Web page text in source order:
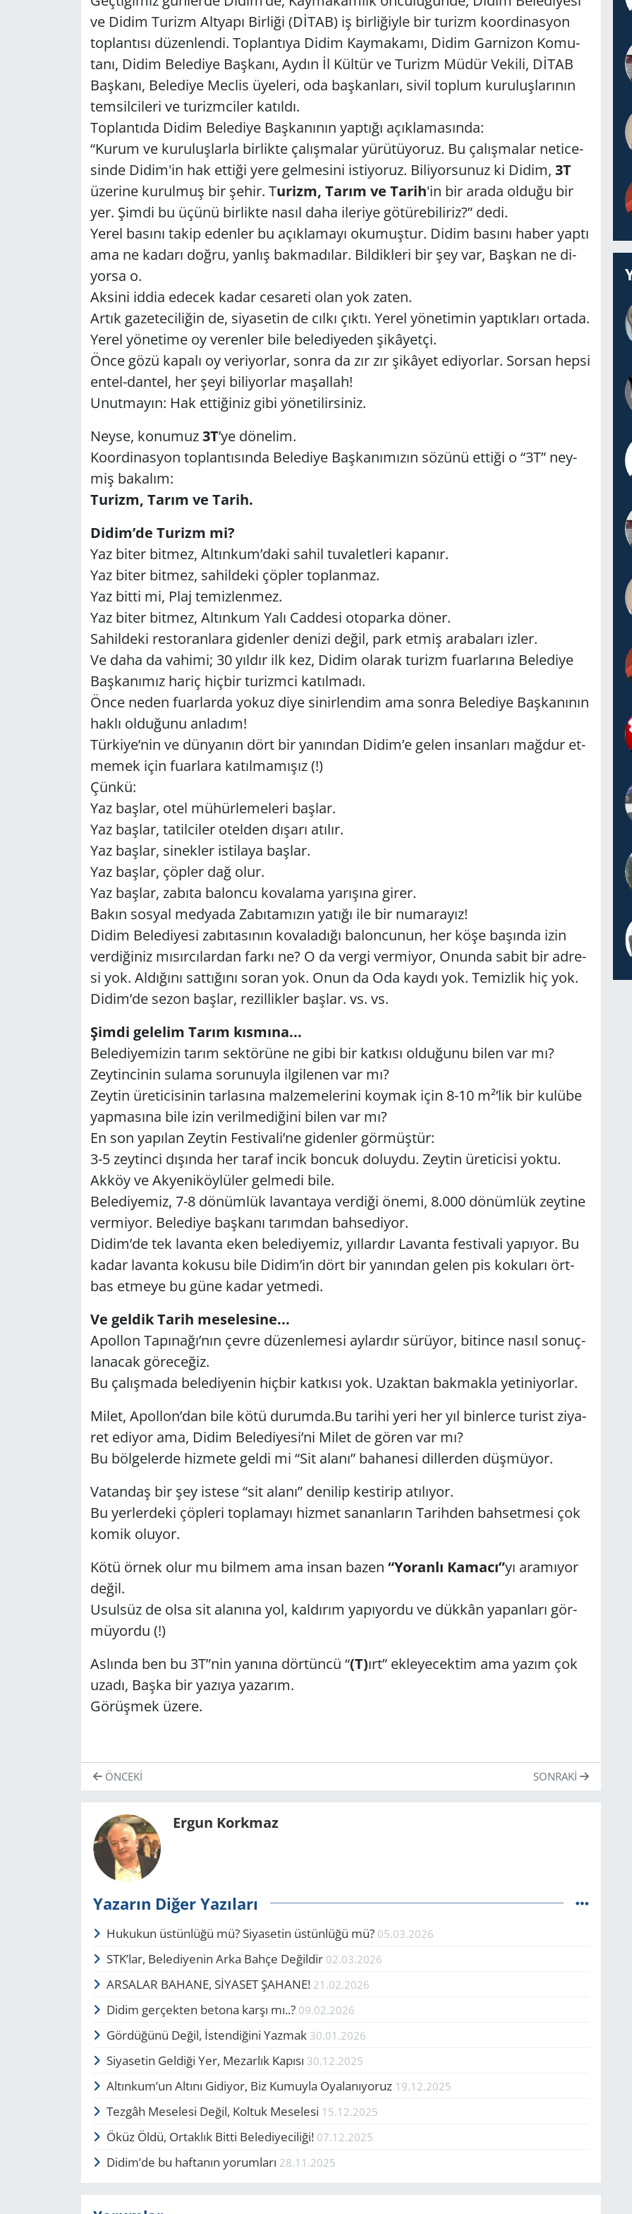
ve Didim Tu­rizm Alt­ya­pı Bir­li­ği (DİTAB) iş bir­li­ğiy­le bir tu­rizm ko­or­di­nas­yon
top­lan­tı­sı dü­zen­len­di. Top­lan­tı­ya Didim Kay­ma­ka­mı, Didim Gar­ni­zon Ko­mu­
ta­nı, Didim Be­le­di­ye Baş­ka­nı, Aydın İl Kül­tür ve Tu­rizm Müdür Ve­ki­li, DİTAB
Baş­ka­nı, Be­le­di­ye Mec­lis üye­le­ri, oda baş­kan­la­rı, sivil top­lum ku­ru­luş­la­rı­nın
tem­sil­ci­le­ri ve tu­rizm­ci­ler ka­tıl­dı.
Top­lan­tı­da Didim Be­le­di­ye Baş­ka­nının yaptığı açık­la­masında:
“Kurum ve ku­ru­luş­lar­la bir­lik­te ça­lış­ma­lar yü­rü­tü­yo­ruz. Bu ça­lış­ma­lar ne­ti­ce­
sin­de Didim'in hak et­ti­ği yere gel­me­si­ni is­ti­yo­ruz. Bi­li­yor­su­nuz ki Didim, 3T
üze­ri­ne ku­rul­muş bir şehir. Tu­rizm, Tarım ve Tarih'in bir arada ol­du­ğu bir
yer. Şimdi bu üçünü bir­lik­te nasıl daha ile­ri­ye gö­tü­re­bi­li­riz?” dedi.
Yerel ba­sı­nı takip eden­ler bu açık­la­ma­yı oku­muş­tur. Didim ba­sı­nı haber yaptı
ama ne ka­da­rı doğru, yan­lış bak­ma­dı­lar. Bil­dik­le­ri bir şey var, Baş­kan ne di­
yor­sa o.
Ak­si­ni iddia edecek kadar ce­sa­re­ti olan yok zaten.
Artık ga­ze­te­ci­li­ğin de, si­ya­se­tin de cılkı çıktı. Yerel yö­ne­timin yap­tık­la­rı or­ta­da.
Yerel yö­ne­ti­me oy ve­ren­ler bile be­le­di­ye­den şi­kâ­yet­çi.
Önce gözü ka­pa­lı oy ve­ri­yor­lar, sonra da zır zır şi­kâ­yet edi­yor­lar. Sor­san hepsi
en­tel-dan­tel, her şeyi bi­li­yor­lar ma­şal­lah!
Unut­ma­yın: Hak et­ti­ği­niz gibi yö­ne­ti­lir­si­niz.
Neyse, ko­nu­mu­z3T’ye dö­ne­lim.
Ko­or­di­nas­yon top­lan­tı­sın­da Be­le­di­ye Baş­ka­nı­mı­zın sö­zü­nü et­ti­ği o “3T” ney­
miş ba­ka­lım:
Tu­rizm, Tarım ve Tarih.
Didim’de Tu­rizm mi?
Yaz biter bit­mez, Al­tın­kum’daki sahil tu­va­let­le­ri ka­pa­nır.
Yaz biter bit­mez, sa­hil­de­ki çöp­ler top­lan­maz.
Yaz bitti mi, Plaj te­miz­len­mez.
Yaz biter bit­mez, Al­tın­kum Yalı Cad­de­si oto­par­ka döner.
Sa­hil­de­ki res­to­ran­la­ra gi­den­ler de­ni­zi değil, park etmiş ara­ba­la­rı izler.
Ve daha da va­hi­mi; 30 yıl­dır ilk kez, Didim ola­rak tu­rizm fu­ar­la­rı­na Be­le­di­ye
Baş­ka­nı­mız hariç hiç­bir tu­rizm­ci ka­tıl­ma­dı.
Önce neden fu­ar­lar­da yokuz diye si­nir­len­dim ama sonra Be­le­di­ye Baş­ka­nı­nın
haklı ol­du­ğu­nu an­la­dım!
Tür­ki­ye’nin ve dün­ya­nın dört bir ya­nın­dan Didim’e gelen in­san­la­rı mağ­dur et­
me­mek için fu­ar­la­ra ka­tıl­ma­mı­şız (!)
Çünkü:
Yaz baş­lar, otel mü­hür­le­me­le­ri baş­lar.
Yaz baş­lar, ta­til­ci­ler otel­den dı­şa­rı atı­lır.
Yaz baş­lar, si­nek­ler is­ti­la­ya baş­lar.
Yaz baş­lar, çöp­ler dağ olur.
Yaz baş­lar, za­bı­ta ba­lon­cu ko­va­la­ma ya­rı­şı­na girer.
Bakın sos­yal med­ya­da Za­bı­ta­mı­zın ya­tı­ğı ile bir nu­ma­ra­yız!
Didim Be­le­di­ye­si za­bı­ta­sı­nın ko­va­la­dı­ğı ba­lon­cu­nun, her köşe ba­şın­da izin
ver­di­ği­niz mı­sır­cı­lar­dan farkı ne? O da vergi ver­mi­yor, Onun­da sabit bir ad­re­
si yok. Al­dı­ğı­nı sat­tı­ğı­nı soran yok. Onun da Oda kaydı yok. Te­miz­lik hiç yok.
Didim’de sezon baş­lar, re­zil­lik­ler baş­lar. vs. vs.
Şimdi ge­le­lim Tarım kıs­mı­na...
Be­le­di­ye­mi­zin tarım sek­tö­rü­ne ne gibi bir kat­kı­sı ol­du­ğu­nu bilen var mı?
Zey­tin­ci­nin su­la­ma so­ru­nuy­la il­gi­le­nen var mı?
Zey­tin üre­ti­ci­si­nin tar­la­sı­na mal­ze­me­le­ri­ni koy­mak için 8-10 m²’lik bir ku­lü­be
yap­ma­sı­na bile izin ve­ril­me­di­ği­ni bilen var mı?
En son ya­pı­lan Zey­tin Fes­ti­va­li’ne gi­den­ler gör­müş­tür:
3-5 zey­tin­ci dı­şın­da her taraf incik bon­cuk do­luy­du. Zey­tin üre­ti­ci­si yoktu.
Akköy ve Ak­ye­ni­köy­lü­ler gel­me­di bile.
Be­le­di­ye­miz, 7-8 dö­nüm­lük la­van­ta­ya ver­di­ği önemi, 8.000 dö­nüm­lük zey­ti­ne
ver­mi­yor. Be­le­di­ye baş­ka­nı ta­rım­dan bah­se­di­yor.
Didim’de tek la­van­ta eken be­le­di­ye­miz, yıl­lar­dır La­van­ta fes­ti­vali ya­pı­yor. Bu
kadar la­van­ta ko­ku­su bile Didim’in dört bir ya­nın­dan gelen pis ko­ku­la­rı ört­
bas et­me­ye bu güne kadar yet­me­di.
Ve gel­dik Tarih me­se­le­si­ne...
Apol­lon Ta­pı­na­ğı’nın çevre dü­zen­le­me­si ay­lar­dır sü­rü­yor, bi­tin­ce nasıl so­nuç­
la­na­cak gö­re­ce­ğiz.
Bu ça­lış­ma­da be­le­di­ye­nin hiç­bir kat­kı­sı yok. Uzak­tan bak­mak­la ye­ti­ni­yor­lar.
Milet, Apol­lon’dan bile kötü du­rum­da.Bu ta­ri­hi yer­i her yıl bin­ler­ce tu­rist zi­ya­
ret edi­yor ama, Didim Be­le­di­ye­si’ni Milet de gören var mı?
Bu böl­ge­ler­de hiz­me­te geldi mi “Sit alanı” ba­ha­ne­si dil­ler­den düş­mü­yor.
Va­tan­daş bir şey is­te­se “sit alanı” de­ni­lip kes­ti­rip atı­lı­yor.
Bu yer­ler­de­ki çöp­le­ri top­la­ma­yı hiz­met sa­nan­la­rın Ta­rih­den bah­set­me­si çok
komik olu­yor.
Kötü örnek olur mu bil­mem ama insan bazen “Yo­ran­lı Ka­ma­cı”yı ara­mı­yor
değil.
Usul­süz de olsa sit ala­nı­na yol, kal­dı­rım ya­pı­yor­du ve dük­kân ya­panları gör­
mü­yor­du (!)
As­lın­da ben bu 3T”nin ya­nı­na dör­tün­cü “(T)ırt” ek­le­ye­cek­tim ama yazım çok
uzadı, Başka bir ya­zı­ya ya­za­rım.
Gö­rüş­mek üzere.
ÖNCEKI SONRAKI
Ergun Korkmaz
Yazarın Diğer Yazıları
Hukukun üstünlüğü mü? Si­ya­setin üstünlüğü mü? 05.03.2026
STK’lar, Belediyenin Arka Bahçe De­ğil­dir 02.03.2026
AR­SA­LAR BA­HA­NE, SİYASET ŞA­HA­NE! 21.02.2026
Didim ger­çek­ten be­to­na karşı mı..? 09.02.2026
Gör­dü­ğü­nü Değil, İsten­di­ği­ni Yaz­mak 30.01.2026
Siyasetin Geldiği Yer, Mezarlık Kapısı 30.12.2025
Altınkum’un Altını Gidiyor, Biz Kumuyla Oyalanıyoruz 19.12.2025
Tezgâh Meselesi Değil, Koltuk Meselesi 15.12.2025
Öküz Öldü, Or­tak­lık Bitti Belediyeciliği! 07.12.2025
Didim’de bu haftanın yorumları 28.11.2025
GÜNDEM
HABERDE İNSAN
KÜLTÜR SANAT
MAGAZİN
POLİTİKA
RESMİ İLANLAR